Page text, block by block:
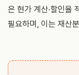
은 현가 계산·할인율
필요하며, 이는 재산